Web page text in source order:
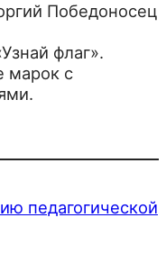
Победоносец
флаг».
марок с
педагогической